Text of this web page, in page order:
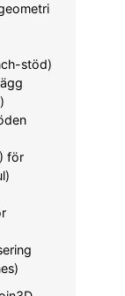
stöd)
för